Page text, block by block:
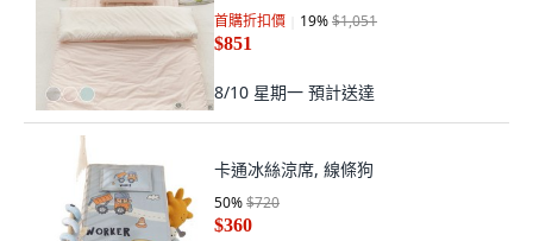
首購折扣價 19%$1,051
$851
8/10 星期一 預計送達
卡通冰絲涼席, 線條狗
50%$720
$360